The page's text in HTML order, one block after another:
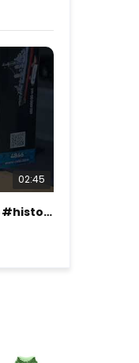
02:45
Cobi USS kidd #cobi #brick #lego #history #ww2